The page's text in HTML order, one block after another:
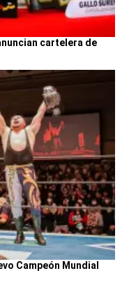
cartelera de
Campeón Mundial